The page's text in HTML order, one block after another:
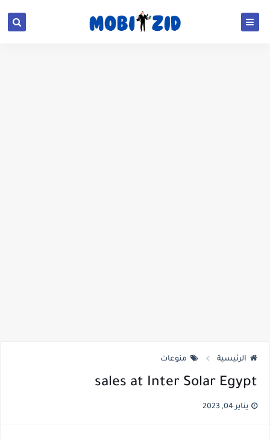
الرئيسية منوعات
sales at Inter Solar Egypt
يناير 04, 2023